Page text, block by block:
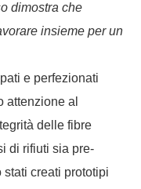
dimostra che
insieme per un
e perfezionati
attenzione al
delle fibre
di rifiuti sia pre-
creati prototipi